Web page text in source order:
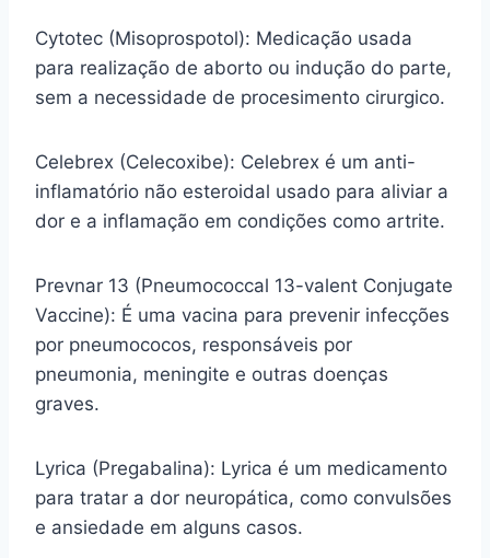
Cytotec (Misoprospotol): Medicação usada
para realização de aborto ou indução do parte,
sem a necessidade de procesimento cirurgico.
Celebrex (Celecoxibe): Celebrex é um anti-
inflamatório não esteroidal usado para aliviar a
dor e a inflamação em condições como artrite.
Prevnar 13 (Pneumococcal 13-valent Conjugate
Vaccine): É uma vacina para prevenir infecções
por pneumococos, responsáveis por
pneumonia, meningite e outras doenças
graves.
Lyrica (Pregabalina): Lyrica é um medicamento
para tratar a dor neuropática, como convulsões
e ansiedade em alguns casos.